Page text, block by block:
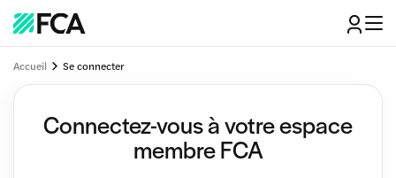
Accueil Se connecter
Connectez-vous à votre espace
membre FCA